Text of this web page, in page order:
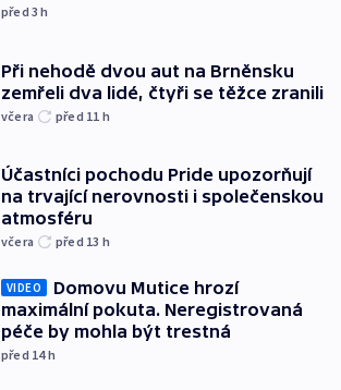
před 3h
Při nehodě dvou aut na Brněnsku
zemřeli dva lidé, čtyři se těžce zranili
včera před 11 h
Účastníci pochodu Pride upozorňují
na trvající nerovnosti i společenskou
atmosféru
včera před 13 h
VIDEO
Domovu Mutice hrozí
maximální pokuta. Neregistrovaná
péče by mohla být trestná
před 14h